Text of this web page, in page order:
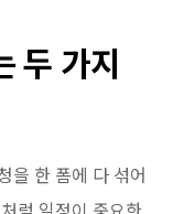
두 가지
을 한 폼에 다 섞어